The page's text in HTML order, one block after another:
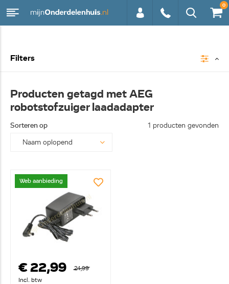
0
Filters
Producten getagd met AEG
robotstofzuiger laadadapter
Sorteren op 1 producten gevonden
Web aanbieding
€ 22,99
24,99
Incl. btw